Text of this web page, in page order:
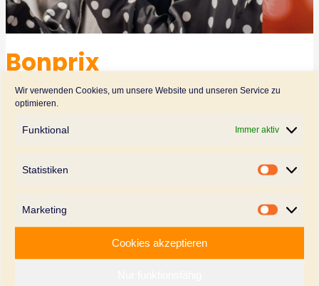
Wir verwenden Cookies, um unsere Website und unseren Service zu
optimieren.
Funktional Immer aktiv
Statistiken
Marketing
Cookies akzeptieren
Bonprix
VonPhilipp Gehling